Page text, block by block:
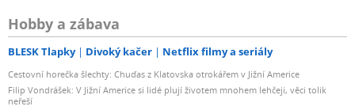
Hobby a zábava
BLESK Tlapky Divoký kačer Netflix filmy a seriály
Cestovní horečka šlechty: Chuďas z Klatovska otrokářem v Jižní Americe
Filip Vondrášek: V Jižní Americe si lidé plují životem mnohem lehčeji, věci tolik
neřeší